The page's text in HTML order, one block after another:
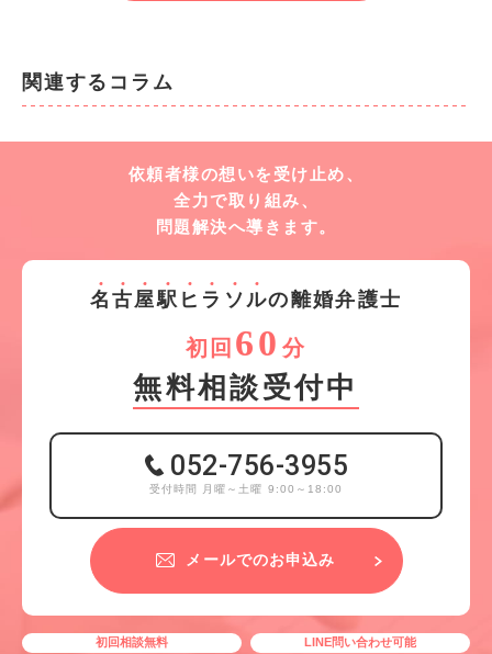
関連するコラム
依頼者様の想いを受け止め、
全力で取り組み、
問題解決へ導きます。
名 古 屋駅 ヒ ラ ソ ルの離婚弁護士
初回 60 分
無料相談受付中
052-756-3955
受付時間 月曜～土曜 9:00～18:00
メールでのお申込み
初回相談無料
LINE問い合わせ可能